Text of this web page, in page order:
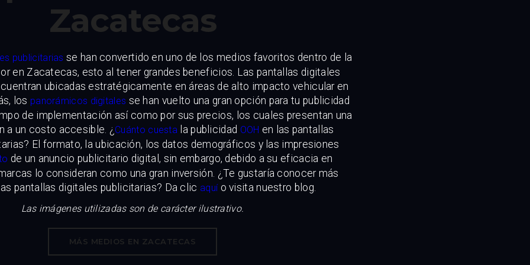
Zacatecas
publicitarias se han convertido en uno de los medios favoritos dentro de la
en Zacatecas, esto al tener grandes beneficios. Las pantallas digitales
ubicadas estratégicamente en áreas de alto impacto vehicular en
los panorámicos digitales se han vuelto una gran opción para tu publicidad
de implementación así como por sus precios, los cuales presentan una
a un costo accesible. ¿ Cuánto cuesta la publicidad OOH en las pantallas
El formato, la ubicación, los datos demográficos y las impresiones
de un anuncio publicitario digital, sin embargo, debido a su eficacia en
lo consideran como una gran inversión. ¿Te gustaría conocer más
pantallas digitales publicitarias? Da clic aquío visita nuestro blog.
Las imágenes utilizadas son de carácter ilustrativo.
MÁS MEDIOS EN ZACATECAS